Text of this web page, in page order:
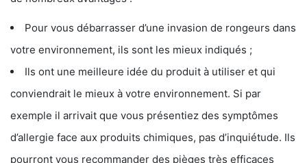
Pour vous débarrasser d’une invasion de rongeurs dans
votre environnement, ils sont les mieux indiqués ;
Ils ont une meilleure idée du produit à utiliser et qui
conviendrait le mieux à votre environnement. Si par
exemple il arrivait que vous présentiez des symptômes
d’allergie face aux produits chimiques, pas d’inquiétude. Ils
pourront vous recommander des pièges très efficaces